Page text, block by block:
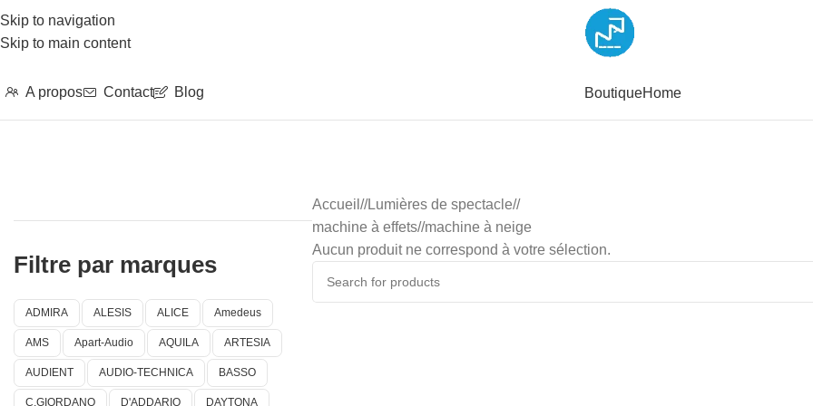
Skip to navigation
Skip to main content
A propos Contact Blog BoutiqueHome
Filtre par marques
ADMIRA ALESIS ALICE Amedeus
AMS Apart-Audio AQUILA ARTESIA
AUDIENT AUDIO-TECHNICA BASSO
C.GIORDANO D'ADDARIO DAYTONA
Accueil / Lumières de spectacle/
machine à effets/ machine à neige
Aucun produit ne correspond à votre sélection.